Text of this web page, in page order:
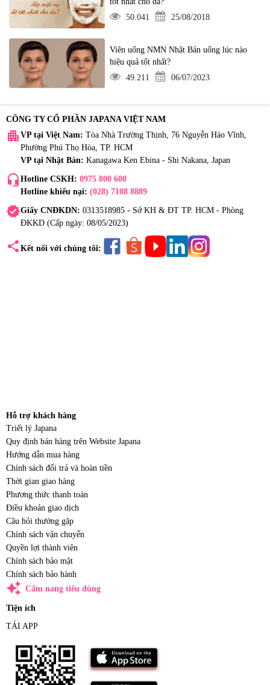
50.041
25/08/2018
Viên uống NMN Nhật Bản uống lúc nào
hiệu quả tốt nhất?
49.211
06/07/2023
CÔNG TY CỔ PHẦN JAPANA VIỆT NAM
apartment VP tại Việt Nam: Tòa Nhà Trường Thịnh, 76 Nguyễn Háo Vĩnh,
Phường Phú Thọ Hòa, TP. HCM
VP tại Nhật Bản: Kanagawa Ken Ebina - Shi Nakana, Japan
headset_mic Hotline CSKH: 0975 800 600
Hotline khiếu nại: (028) 7108 8889
verifiedGiấy CNĐKDN: 0313518985 - Sở KH & ĐT TP. HCM - Phòng
ĐKKD (Cấp ngày: 08/05/2023)
share Kết nối với chúng tôi:
Hỗ trợ khách hàng
Triết lý Japana
Quy định bán hàng trên Website Japana
Hướng dẫn mua hàng
Chính sách đổi trả và hoàn tiền
Thời gian giao hàng
Phương thức thanh toán
Điều khoản giao dịch
Câu hỏi thường gặp
Chính sách vận chuyển
Quyền lợi thành viên
Chính sách bảo mật
Chính sách bảo hành
auto_awesome Cẩm nang tiêu dùng
Tiện ích
TẢI APP